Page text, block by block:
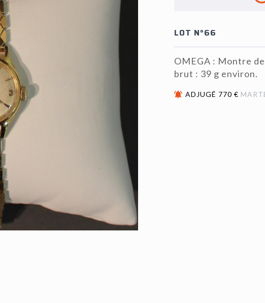
LOT N°66
OMEGA : Montre
brut : 39 g environ.
ADJUGÉ 770 €